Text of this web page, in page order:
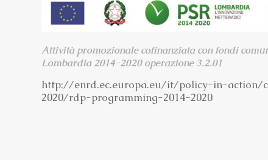
Attività promozionale cofinanziata con fondi
Lombardia 2014-2020 operazione 3.2.01
http://enrd.ec.europa.eu/it/policy-in-action/
2020/rdp-programming-2014-2020